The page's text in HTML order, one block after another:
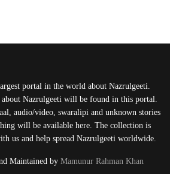
portal in the world about Nazrulgeeti.
Nazrulgeeti will be found in this portal.
audio/video, swaralipi and unknown stories
will be available here. The collection is
us and help spread Nazrulgeeti worldwide.
Maintained by Mamunur Rahman Khan